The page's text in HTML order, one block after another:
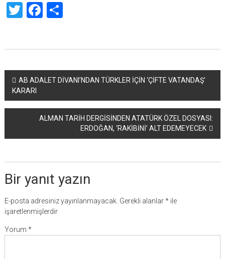
TwitterFacebook
Share
Yazı
dolaşımı
AB ADALET DİVANI’NDAN TÜRKLER İÇİN ‘ÇİFTE VATANDAŞ’
KARARI
ALMAN TARİH DERGİSİNDEN ATATÜRK ÖZEL DOSYASI:
ERDOĞAN, ‘RAKİBİNİ’ ALT EDEMEYECEK
Bir yanıt yazın
E-posta adresiniz yayınlanmayacak. Gerekli alanlar*ile
işaretlenmişlerdir
Yorum *